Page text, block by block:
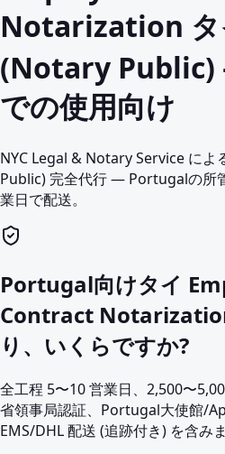
Notarization タ
(Notary
での使用向け
NYC Legal & Notary Service によ
Public) 完全代行 — Portugalの所
業日で配送。
Portugal向けタイ
Contract
り、いくらですか?
全工程 5〜10 営業日、2,500〜
省領事局認証、Portugal大使館/
EMS/DHL 配送 (追跡付き) を含みま